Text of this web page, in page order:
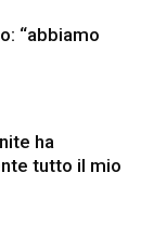
“abbiamo
ha
tutto il mio